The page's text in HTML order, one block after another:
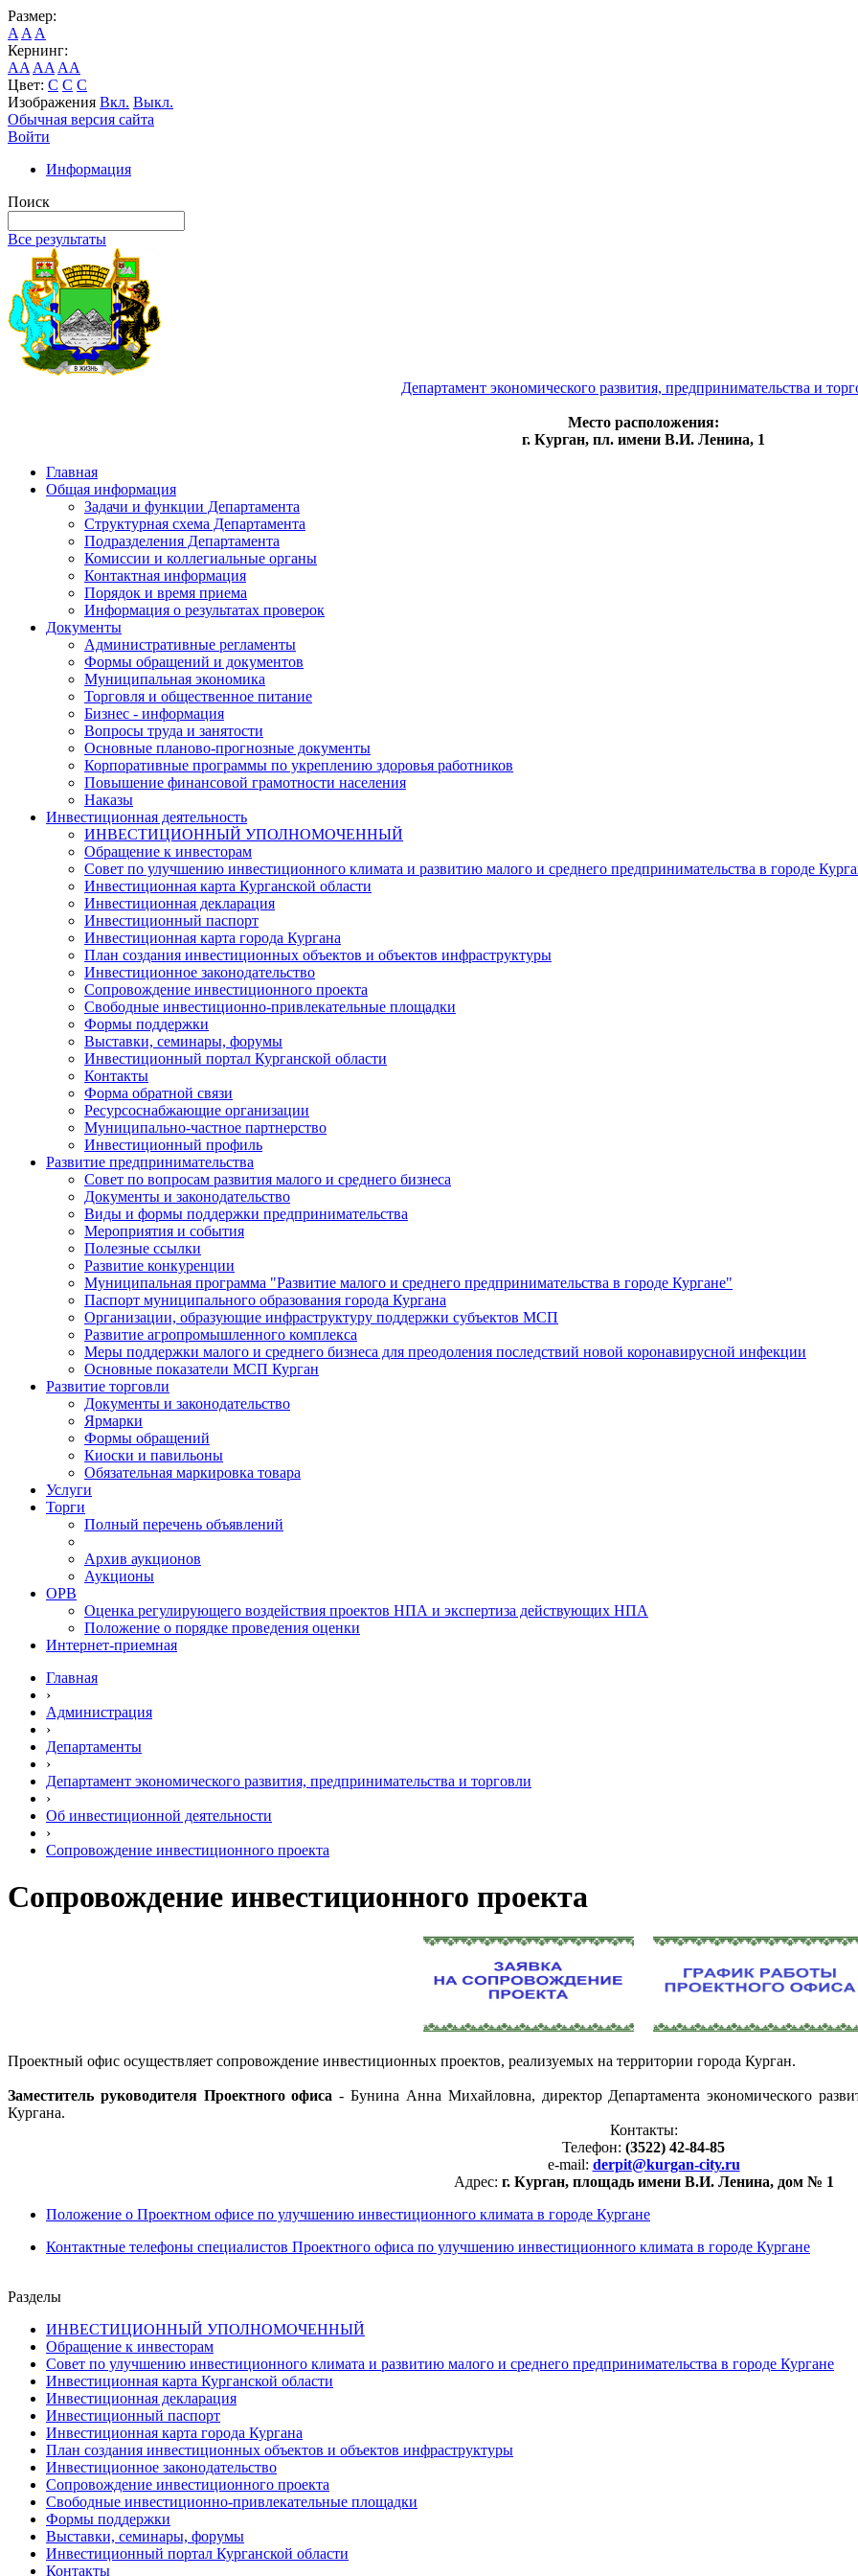
Размер:
A A A
Кернинг:
AA AA AA
Цвет: C C C
Изображения Вкл. Выкл.
Обычная версия сайта
Войти
Информация
Поиск
Все результаты
Департамент экономического развития, предпринимательства и
Место расположения:
г. Курган, пл. имени В.И. Ленина, 1
Главная
Общая информация
Задачи и функции Департамента
Структурная схема Департамента
Подразделения Департамента
Комиссии и коллегиальные органы
Контактная информация
Порядок и время приема
Информация о результатах проверок
Документы
Административные регламенты
Формы обращений и документов
Муниципальная экономика
Торговля и общественное питание
Бизнес - информация
Вопросы труда и занятости
Основные планово-прогнозные документы
Корпоративные программы по укреплению здоровья работников
Повышение финансовой грамотности населения
Наказы
Инвестиционная деятельность
ИНВЕСТИЦИОННЫЙ УПОЛНОМОЧЕННЫЙ
Обращение к инвесторам
Совет по улучшению инвестиционного климата и развитию малого и среднего предпринимательства в городе
Инвестиционная карта Курганской области
Инвестиционная декларация
Инвестиционный паспорт
Инвестиционная карта города Кургана
План создания инвестиционных объектов и объектов инфраструктуры
Инвестиционное законодательство
Сопровождение инвестиционного проекта
Свободные инвестиционно-привлекательные площадки
Формы поддержки
Выставки, семинары, форумы
Инвестиционный портал Курганской области
Контакты
Форма обратной связи
Ресурсоснабжающие организации
Муниципально-частное партнерство
Инвестиционный профиль
Развитие предпринимательства
Совет по вопросам развития малого и среднего бизнеса
Документы и законодательство
Виды и формы поддержки предпринимательства
Мероприятия и события
Полезные ссылки
Развитие конкуренции
Муниципальная программа "Развитие малого и среднего предпринимательства в городе Кургане"
Паспорт муниципального образования города Кургана
Организации, образующие инфраструктуру поддержки субъектов МСП
Развитие агропромышленного комплекса
Меры поддержки малого и среднего бизнеса для преодоления последствий новой коронавирусной инфекции
Основные показатели МСП Курган
Развитие торговли
Документы и законодательство
Ярмарки
Формы обращений
Киоски и павильоны
Обязательная маркировка товара
Услуги
Торги
Полный перечень объявлений
Архив аукционов
Аукционы
ОРВ
Оценка регулирующего воздействия проектов НПА и экспертиза действующих НПА
Положение о порядке проведения оценки
Интернет-приемная
Главная
›
Администрация
›
Департаменты
›
Департамент экономического развития, предпринимательства и торговли
›
Об инвестиционной деятельности
›
Сопровождение инвестиционного проекта
Сопровождение инвестиционного проекта
Проектный офис осуществляет сопровождение инвестиционных проектов, реализуемых на территории города Курган.
Заместитель руководителя Проектного офиса - Бунина Анна Михайловна, директор Департамента экономического
Кургана.
Контакты:
Телефон: (3522) 42-84-85
e-mail: derpit@kurgan-city.ru
Адрес: г. Курган, площадь имени В.И. Ленина, дом № 1
Положение о Проектном офисе по улучшению инвестиционного климата в городе Кургане
Контактные телефоны специалистов Проектного офиса по улучшению инвестиционного климата в городе Кургане
Разделы
ИНВЕСТИЦИОННЫЙ УПОЛНОМОЧЕННЫЙ
Обращение к инвесторам
Совет по улучшению инвестиционного климата и развитию малого и среднего предпринимательства в городе Кургане
Инвестиционная карта Курганской области
Инвестиционная декларация
Инвестиционный паспорт
Инвестиционная карта города Кургана
План создания инвестиционных объектов и объектов инфраструктуры
Инвестиционное законодательство
Сопровождение инвестиционного проекта
Свободные инвестиционно-привлекательные площадки
Формы поддержки
Выставки, семинары, форумы
Инвестиционный портал Курганской области
Контакты